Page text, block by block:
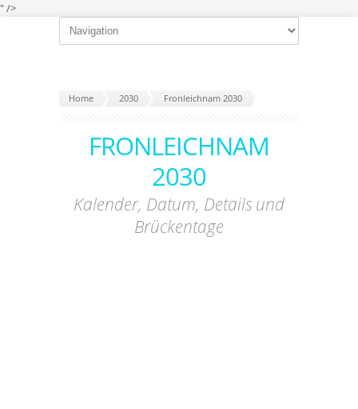
" />
Home 2030 Fronleichnam 2030
FRONLEICHNAM
2030
Kalender, Datum, Details und
Brückentage